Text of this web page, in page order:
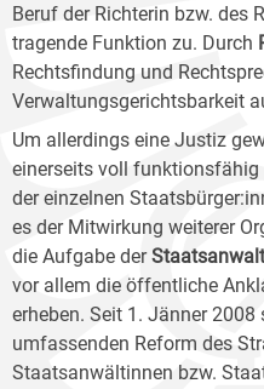
Beruf der Richterin bzw. des
tragende Funktion zu. Durch
Rechtsfindung und
Verwaltungsgerichtsbarkeit
Um allerdings eine Justiz
einerseits voll funktionsfähig
der einzelnen
es der Mitwirkung weiterer
die Aufgabe der
vor allem die öffentliche
erheben. Seit 1. Jänner
umfassenden Reform des
Staatsanwältinnen bzw.